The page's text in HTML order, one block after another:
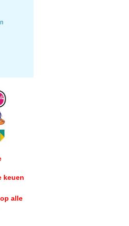
keuen
alle